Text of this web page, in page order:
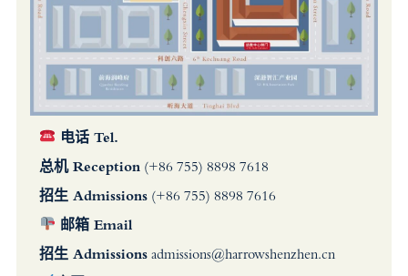
电话 Tel.
总机 Reception (+86 755) 8898 7618
招生 Admissions (+86 755) 8898 7616
邮箱 Email
招生 Admissions admissions@harrowshenzhen.cn